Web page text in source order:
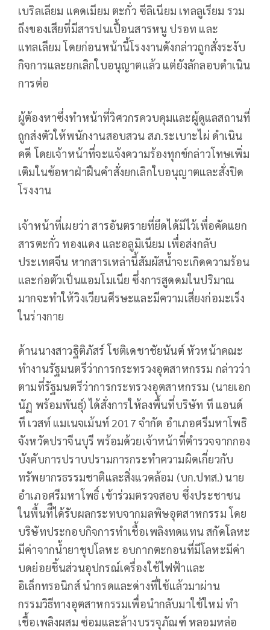
เบริลเลียม แคดเมียม ตะกั่ว ซีลิเนียม เทลลูเรียม รวม
ถึงของเสียที่มีสารปนเปื้อนสารหนู ปรอท และ
แทลเลียม โดยก่อนหน้านี้โรงงานดังกล่าวถูกสั่งระงับ
กิจการและยกเลิกใบอนุญาตแล้ว แต่ยังลักลอบดำเนิน
การต่อ
ผู้ต้องหาซึ่งทำหน้าที่วิศวกรควบคุมและผู้ดูแลสถานที่
ถูกส่งตัวให้พนักงานสอบสวน สภ.ระเบาะไผ่ ดำเนิน
คดี โดยเจ้าหน้าที่จะแจ้งความร้องทุกข์กล่าวโทษเพิ่ม
เติมในข้อหาฝ่าฝืนคำสั่งยกเลิกใบอนุญาตและสั่งปิด
โรงงาน
เจ้าหน้าที่เผยว่า สารอันตรายที่ยึดได้มีไว้เพื่อคัดแยก
สารตะกั่ว ทองแดง และอลูมิเนียม เพื่อส่งกลับ
ประเทศจีน หากสารเหล่านี้สัมผัสน้ำจะเกิดความร้อน
และก่อตัวเป็นแอมโมเนีย ซึ่งการสูดดมในปริมาณ
มากจะทำให้วิงเวียนศีรษะและมีความเสี่ยงก่อมะเร็ง
ในร่างกาย
ด้านนางสาวฐิติภัสร์ โชติเดชาชัยนันต์ หัวหน้าคณะ
ทำงานรัฐมนตรีว่าการกระทรวงอุตสาหกรรม กล่าวว่า
ตามที่รัฐมนตรีว่าการกระทรวงอุตสาหกรรม (นายเอก
นัฏ พร้อมพันธุ์) ได้สั่งการให้ลงพื้นที่บริษัท ที แอนด์
ที เวสท์ แมเนจเม้นท์ 2017 จำกัด อำเภอศรีมหาโพธิ
จังหวัดปราจีนบุรี พร้อมด้วยเจ้าหน้าที่ตำรวจจากกอง
บังคับการปราบปรามการกระทำความผิดเกี่ยวกับ
ทรัพยากรธรรมชาติและสิ่งแวดล้อม (บก.ปทส.) นาย
อำเภอศรีมหาโพธิ์ เข้าร่วมตรวจสอบ ซึ่งประชาชน
ในพื้นทีืได้รับผลกระทบจากมลพิษอุตสาหกรรม โดย
บริษัทประกอบกิจการทำเชื้อเพลิงทดแทน สกัดโลหะ
มีค่าจากน้ำยาชุปโลหะ อบกากตะกอนที่มีโลหะมีค่า
บดย่อยชิ้นส่วนอุปกรณ์เครื่องใช้ไฟฟ้าและ
อิเล็กทรอนิกส์ นำกรดและด่างที่ใช้แล้วมาผ่าน
กรรมวิธีทางอุตสาหกรรมเพื่อนำกลับมาใช้ใหม่ ทำ
เชื้อเพลิงผสม ซ่อมและล้างบรรจุภัณฑ์ หลอมหล่อ